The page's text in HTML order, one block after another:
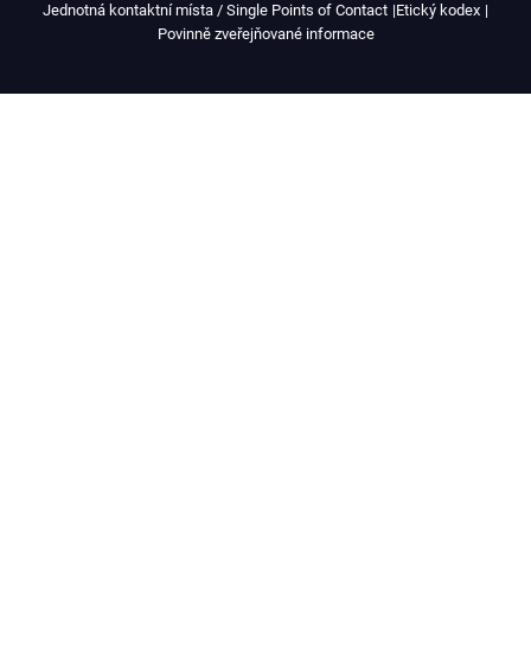
Jednotná kontaktní místa / Single Points of Contact Etický kodex
Povinně zveřejňované informace